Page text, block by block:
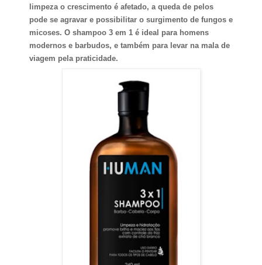
limpeza o crescimento é afetado, a queda de pelos
pode se agravar e possibilitar o surgimento de fungos e
micoses. O shampoo 3 em 1 é ideal para homens
modernos e barbudos, e também para levar na mala de
viagem pela praticidade.